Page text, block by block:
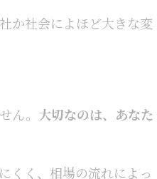
か社会によほど大きな変
ん。 大切なのは、あなた
くく、相場の流れによっ